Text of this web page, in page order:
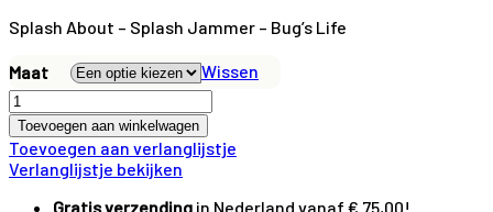
Splash About – Splash Jammer – Bug’s Life
Maat
Wissen
Splash
Jammer
-
Bug's
Life
aantal
Toevoegen aan winkelwagen
Toevoegen aan verlanglijstje
Verlanglijstje bekijken
Gratis verzending in Nederland vanaf € 75,00!